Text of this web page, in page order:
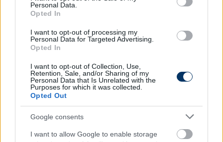
Personal Data.
Opted In
I want to opt-out of processing my
Personal Data for Targeted Advertising.
Opted In
I want to opt-out of Collection, Use,
Retention, Sale, and/or Sharing of my
Personal Data that Is Unrelated with the
Purposes for which it was collected.
Opted Out
Google consents
I want to allow Google to enable storage
felkészülési időszakig a stabilitásra és a pontok
tartva az előttünk lévőket, ezekkel az elmondott
prioritásokkal.
Ez az új hozzáállás eredményezte azt is, hogy a
Siófok vesztes meccsei is szorosak voltak?
- Igen, sőt, ki merem jelenteni, hogy a Szolnok elleni
találkozó egy megnyert mérkőzés volt, de ők rúgták
azt az egy gólt. A Budafok elleni egy jó erős közepes
teljesítmény volt, de a csapat mentális erejét